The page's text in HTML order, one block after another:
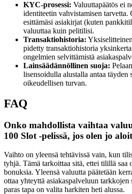
KYC-prosessi: Valuuttapäätös ei
identiteetin vahvistamisen tarvetta.
esittämäsi asiakirjat (kuten
valuuttaa kuin pelitilisi.
Transaktiohistoria:
pidetty transaktiohistoria
ongelmien selvittämistä
Lainsäädännöllinen suoja:
lisensoidulla alustalla antaa täyden
oikeudellisen turvan.
FAQ
Onko mahdollista vaihtaa
100 Slot -pelissä, jos olen jo
Vaihto on yleensä tehtävissä vain, kun
tyhjä. Tämä tarkoittaa sitä, ettei tilillä saa
bonuksia. Yleensä valuutta päätetään
ottaa yhteyttä asiakaspalveluun tarkkojen
paras tapa on valita harkiten heti alussa.